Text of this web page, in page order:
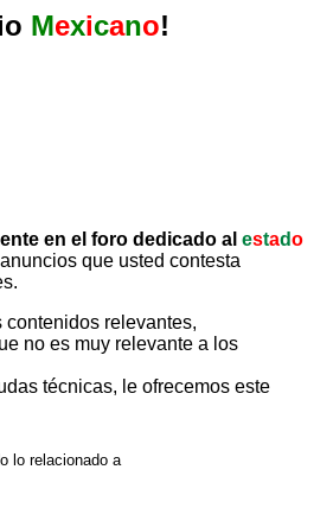
Mexicano!
en el foro dedicado al estado
que usted contesta
relevantes,
no es muy relevante a los
técnicas, le ofrecemos este
lo relacionado a